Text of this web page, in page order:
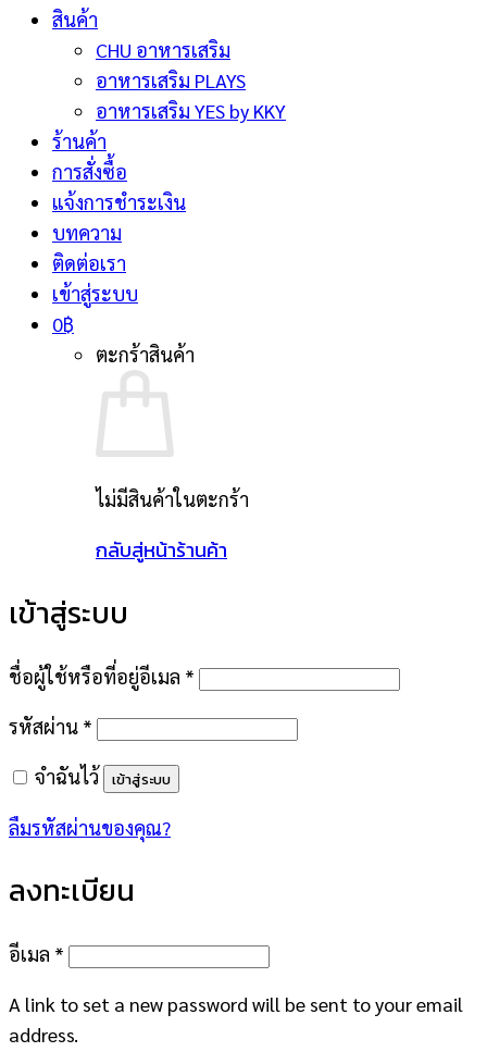
สินค้า
CHU อาหารเสริม
อาหารเสริม PLAYS
อาหารเสริม YES by KKY
ร้านค้า
การสั่งซื้อ
แจ้งการชำระเงิน
บทความ
ติดต่อเรา
เข้าสู่ระบบ
0฿
ตะกร้าสินค้า
ไม่มีสินค้าในตะกร้า
กลับสู่หน้าร้านค้า
เข้าสู่ระบบ
ชื่อผู้ใช้หรือที่อยู่อีเมล * ต้องการ
รหัสผ่าน * ต้องการ
จำฉันไว้ เข้าสู่ระบบ
ลืมรหัสผ่านของคุณ?
ลงทะเบียน
อีเมล * ต้องการ
A link to set a new password will be sent to your email
address.